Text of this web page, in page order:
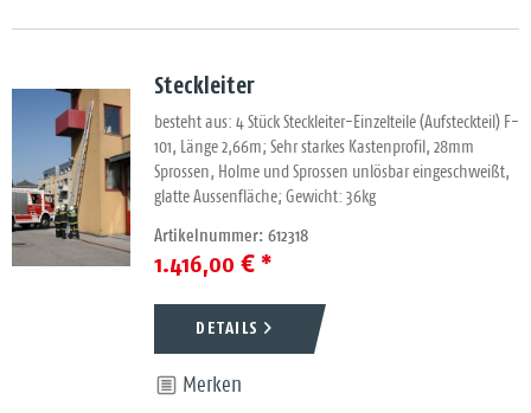
Steckleiter
besteht aus: 4 Stück Steckleiter-Einzelteile (Aufsteckteil) F-
101, Länge 2,66m; Sehr starkes Kastenprofil, 28mm
Sprossen, Holme und Sprossen unlösbar eingeschweißt,
glatte Aussenfläche; Gewicht: 36kg
Artikelnummer: 612318
1.416,00 € *
DETAILS
Merken